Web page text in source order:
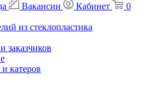
Вакансии Кабинет
0
из стеклопластика
заказчиков
катеров